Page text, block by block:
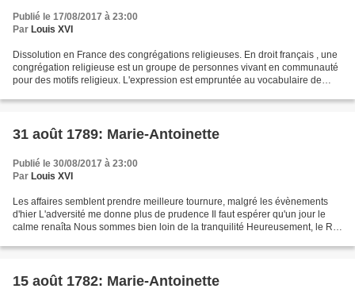
Publié le 17/08/2017 à 23:00
Par Louis XVI
Dissolution en France des congrégations religieuses. En droit français , une
congrégation religieuse est un groupe de personnes vivant en communauté
pour des motifs religieux. L'expression est empruntée au vocabulaire de
31 août 1789: Marie-Antoinette
Publié le 30/08/2017 à 23:00
Par Louis XVI
Les affaires semblent prendre meilleure tournure, malgré les évènements
d'hier L'adversité me donne plus de prudence Il faut espérer qu'un jour le
calme renaîta Nous sommes bien loin de la tranquilité Heureusement, le Roi
15 août 1782: Marie-Antoinette